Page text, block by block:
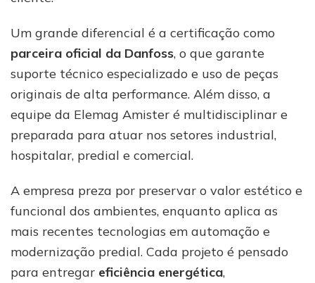
Um grande diferencial é a certificação como
parceira oficial da Danfoss, o que garante
suporte técnico especializado e uso de peças
originais de alta performance. Além disso, a
equipe da Elemag Amister é multidisciplinar e
preparada para atuar nos setores industrial,
hospitalar, predial e comercial.
A empresa preza por preservar o valor estético e
funcional dos ambientes, enquanto aplica as
mais recentes tecnologias em automação e
modernização predial. Cada projeto é pensado
para entregar eficiência energética,